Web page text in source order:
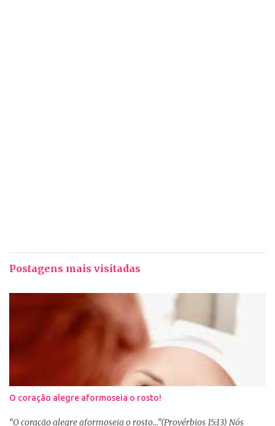
Postagens mais visitadas
O coração alegre aformoseia o rosto!
“O coração alegre aformoseia o rosto...”(Provérbios 15:13) Nós